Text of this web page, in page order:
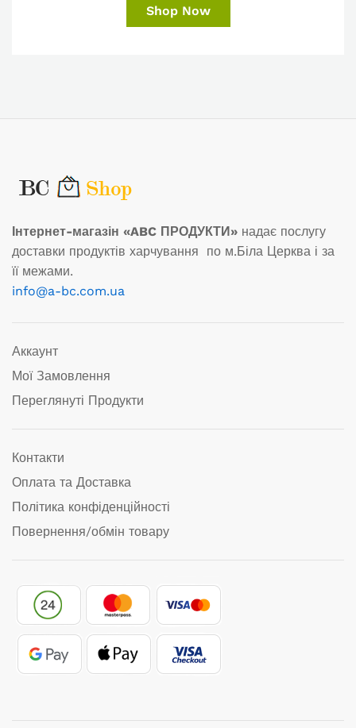
Shop Now
Інтернет-магазін «ABC ПРОДУКТИ» надає послугу
доставки продуктів харчування по м.Біла Церква і за
її межами.
info@a-bc.com.ua
Аккаунт
Мої Замовлення
Переглянуті Продукти
Контакти
Оплата та Доставка
Політика конфіденційності
Повернення/обмін товару